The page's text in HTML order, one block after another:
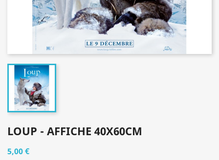
LOUP - AFFICHE 40X60CM
5,00 €